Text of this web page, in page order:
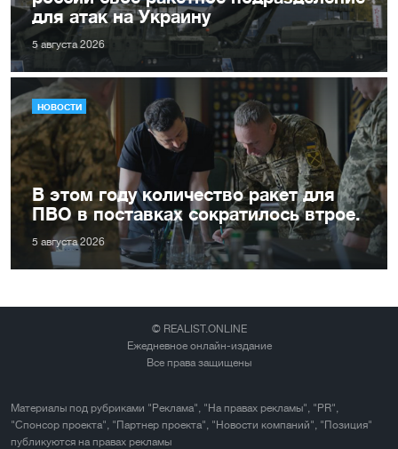
для атак на Украину
5 августа 2026
НОВОСТИ
В этом году количество ракет для
ПВО в поставках сократилось втрое.
5 августа 2026
© REALIST.ONLINE
Ежедневное онлайн-издание
Все права защищены
Материалы под рубриками "Реклама", "На правах рекламы", "PR",
"Спонсор проекта", "Партнер проекта", "Новости компаний", "Позиция"
публикуются на правах рекламы